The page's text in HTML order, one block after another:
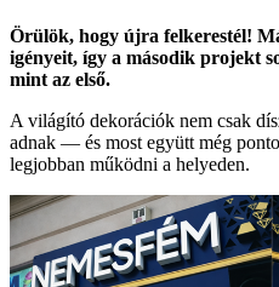
Örülök, hogy újra felkerestél!
igényeit, így a második projekt
mint az első.
A világító dekorációk nem csak
adnak — és most együtt még
legjobban működni a helyeden.